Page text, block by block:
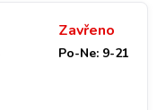
Zavřeno
Po-Ne: 9-21